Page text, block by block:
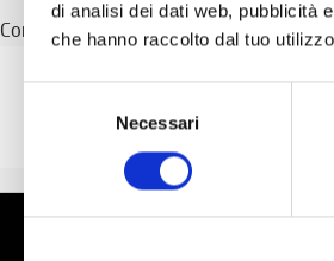
di analisi dei dati web, pubblicità
che hanno raccolto dal tuo
Necessari
Con il patrocinio di